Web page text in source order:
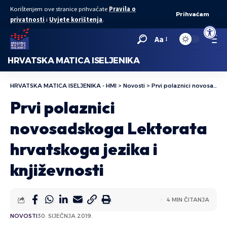
Open
Korištenjem ove stranice prihvaćate Pravila o
privatnosti i Uvjete korištenja.
Prihvaćam
Aa
HRVATSKA MATICA ISELJENIKA
HRVATSKA MATICA ISELJENIKA - HMI > Novosti > Prvi polaznici novosadskoga Lektorata hrvatskoga jezika i književnosti
Prvi polaznici
novosadskoga Lektorata
hrvatskoga jezika i
književnosti
NOVOSTI30. SIJEČNJA 2019.
4 MIN ČITANJA